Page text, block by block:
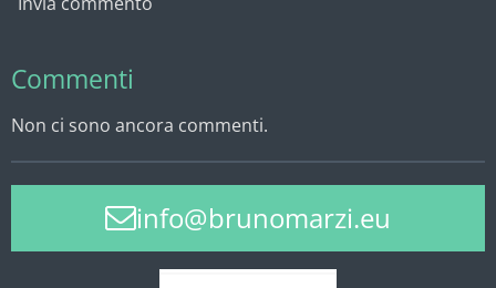
Commenti
Non ci sono ancora commenti.
info@brunomarzi.eu